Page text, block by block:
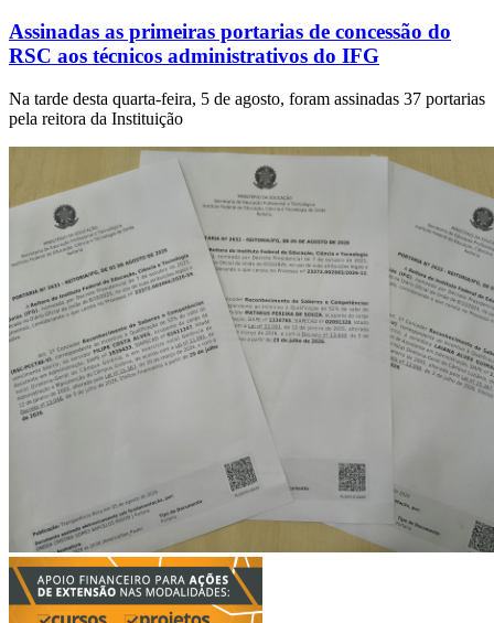
Assinadas as primeiras portarias de concessão do
RSC aos técnicos administrativos do IFG
Na tarde desta quarta-feira, 5 de agosto, foram assinadas 37 portarias
pela reitora da Instituição